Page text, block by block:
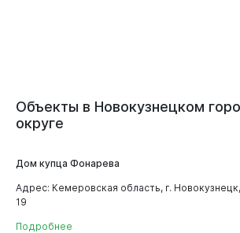
Объекты в Новокузнецком
округе
Дом купца Фонарева
Адрес: Кемеровская область, г.
19
Подробнее